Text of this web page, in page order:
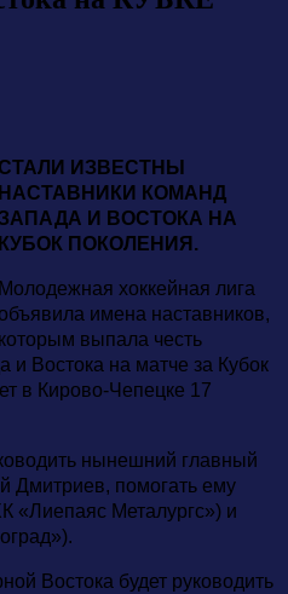
ИЗВЕСТНЫ
НАСТАВНИКИ КОМАНД
ЗАПАДА И ВОСТОКА НА
КУБОК ПОКОЛЕНИЯ.
Молодежная хоккейная лига
имена наставников,
которым выпала честь
и Востока на матче за Кубок
в Кирово-Чепецке 17
нынешний главный
Дмитриев, помогать ему
«Лиепаяс Металургс») и
Востока будет руководить